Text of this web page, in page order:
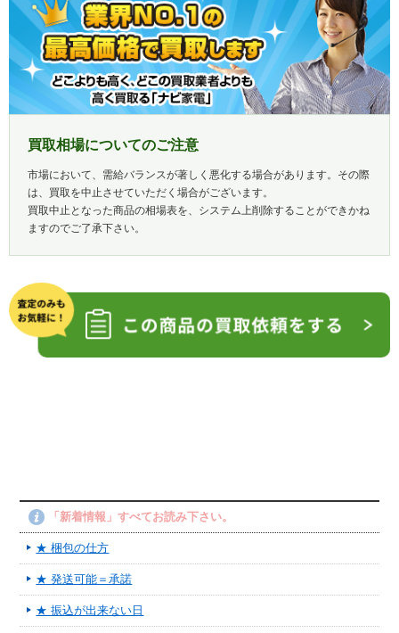
買取相場についてのご注意
市場において、需給バランスが著しく悪化する場合があります。その際
は、買取を中止させていただく場合がございます。
買取中止となった商品の相場表を、システム上削除することができかね
ますのでご了承下さい。
「新着情報」すべてお読み下さい。
★ 梱包の仕方
★ 発送可能＝承諾
★ 振込が出来ない日